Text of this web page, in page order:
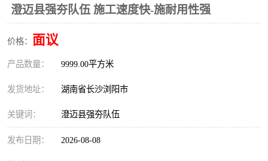
澄迈县强夯队伍 施工速度快-施耐用性强
价格： 面议
产品数量： 9999.00平方米
发货地址： 湖南省长沙浏阳市
关键词： 澄迈县强夯队伍
发布日期： 2026-08-08